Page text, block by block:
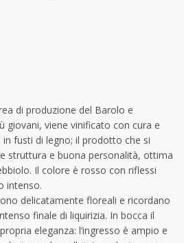
di produzione del Barolo e
giovani, viene vinificato con cura e
fusti di legno; il prodotto che si
struttura e buona personalità, ottima
Il colore è rosso con riflessi
intenso.
delicatamente floreali e ricordano
finale di liquirizia. In bocca il
eleganza: l’ingresso è ampio e